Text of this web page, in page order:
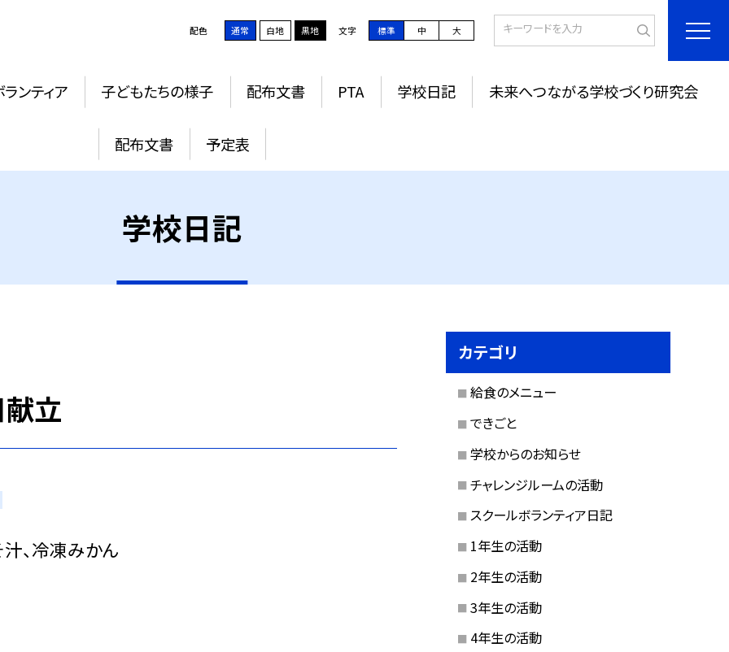
配色 通常 白地 黒地 文字 標準 中 大
ンティア 子どもたちの様子 配布文書 PTA 学校日記 未来へつながる学校づくり研究会
配布文書 予定表
学校日記
献立
、冷凍みかん
カテゴリ
給食のメニュー
できごと
学校からのお知らせ
チャレンジルームの活動
スクールボランティア日記
1年生の活動
2年生の活動
3年生の活動
4年生の活動